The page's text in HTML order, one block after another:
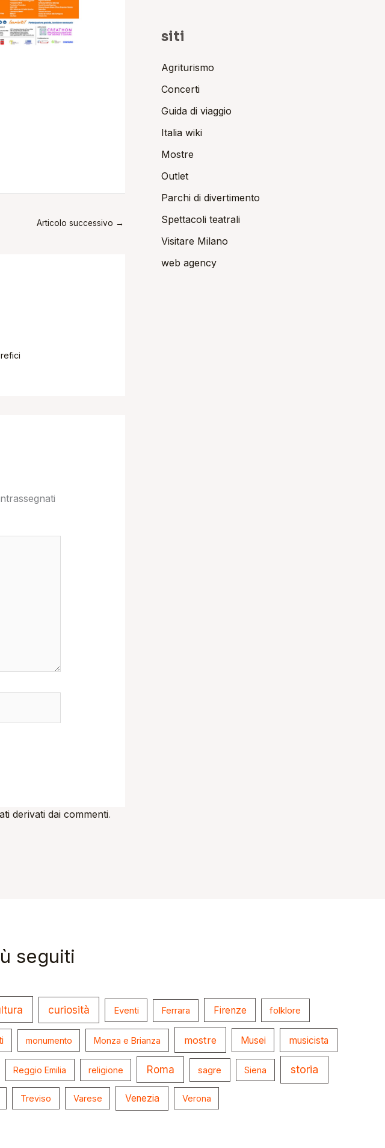
Articolo successivo →
derivati dai commenti.
siti
Agriturismo
Concerti
Guida di viaggio
Italia wiki
Mostre
Outlet
Parchi di divertimento
Spettacoli teatrali
Visitare Milano
web agency
seguiti
curiosità Eventi Ferrara Firenze folklore
monumento Monza e Brianza mostre Musei musicista
Reggio Emilia religione Roma sagre Siena storia
Treviso Varese Venezia Verona